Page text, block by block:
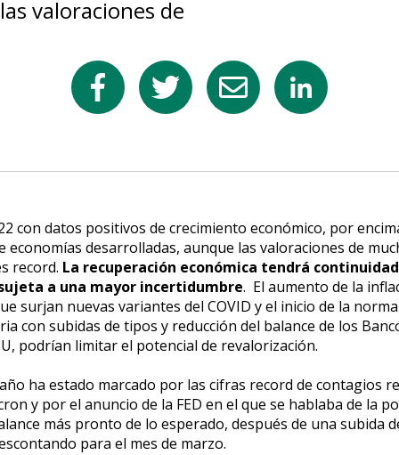
valoraciones de
con datos positivos de crecimiento económico, por
economías desarrolladas, aunque las valoraciones de
record. La recuperación económica tendrá
a una mayor incertidumbre. El aumento de la
surjan nuevas variantes del COVID y el inicio de la
con subidas de tipos y reducción del balance de los
podrían limitar el potencial de revalorización.
ha estado marcado por las cifras record de contagios
y por el anuncio de la FED en el que se hablaba de la
más pronto de lo esperado, después de una subida
para el mes de marzo.